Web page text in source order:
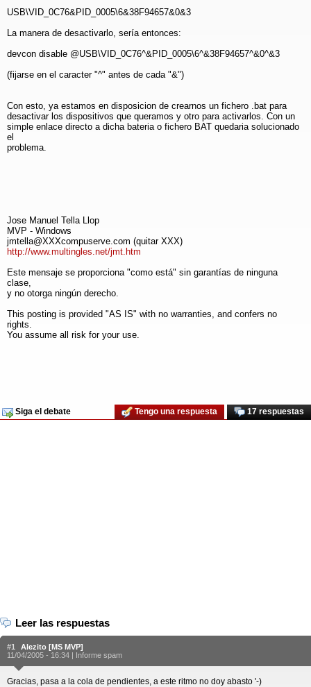
USB\VID_0C76&PID_0005\6&38F94657&0&3
La manera de desactivarlo, sería entonces:
devcon disable @USB\VID_0C76^&PID_0005\6^&38F94657^&0^&3
(fijarse en el caracter "^" antes de cada "&")
Con esto, ya estamos en disposicion de crearnos un fichero .bat para
desactivar los dispositivos que queramos y otro para activarlos. Con un
simple enlace directo a dicha bateria o fichero BAT quedaria solucionado
el
problema.
Jose Manuel Tella Llop
MVP - Windows
jmtella@XXXcompuserve.com (quitar XXX)
http://www.multingles.net/jmt.htm
Este mensaje se proporciona "como está" sin garantías de ninguna
clase,
y no otorga ningún derecho.
This posting is provided "AS IS" with no warranties, and confers no
rights.
You assume all risk for your use.
Siga el debate 17 respuestas
Tengo una respuesta
Leer las respuestas
#1
Alezito [MS MVP]
11/04/2005 - 16:34 | Informe spam
Gracias, pasa a la cola de pendientes, a este ritmo no doy abasto '-)